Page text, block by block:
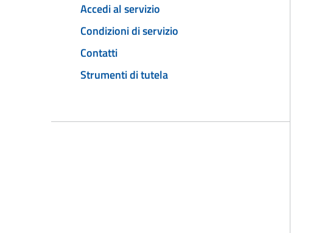
Accedi al servizio
Condizioni di servizio
Contatti
Strumenti di tutela